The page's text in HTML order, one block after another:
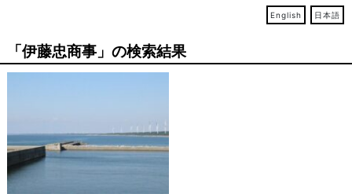
English 日本語
「伊藤忠商事」の検索結果